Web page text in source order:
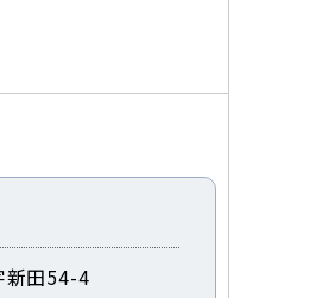
新田54-4